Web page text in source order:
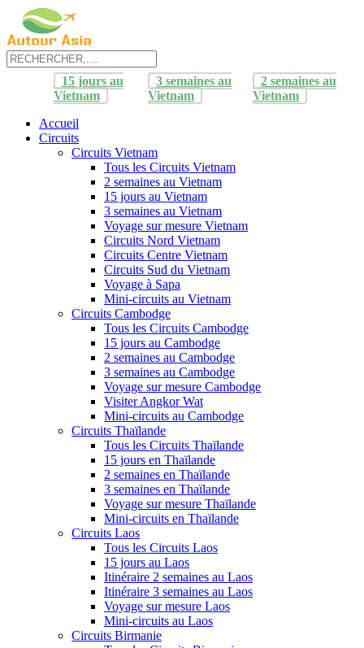
15 jours au
Vietnam
3 semaines au
Vietnam
2 semaines au
Vietnam
Accueil
Circuits
Circuits Vietnam
Tous les Circuits Vietnam
2 semaines au Vietnam
15 jours au Vietnam
3 semaines au Vietnam
Voyage sur mesure Vietnam
Circuits Nord Vietnam
Circuits Centre Vietnam
Circuits Sud du Vietnam
Voyage à Sapa
Mini-circuits au Vietnam
Circuits Cambodge
Tous les Circuits Cambodge
15 jours au Cambodge
2 semaines au Cambodge
3 semaines au Cambodge
Voyage sur mesure Cambodge
Visiter Angkor Wat
Mini-circuits au Cambodge
Circuits Thaïlande
Tous les Circuits Thaïlande
15 jours en Thaïlande
2 semaines en Thaïlande
3 semaines en Thaïlande
Voyage sur mesure Thaïlande
Mini-circuits en Thaïlande
Circuits Laos
Tous les Circuits Laos
15 jours au Laos
Itinéraire 2 semaines au Laos
Itinéraire 3 semaines au Laos
Voyage sur mesure Laos
Mini-circuits au Laos
Circuits Birmanie